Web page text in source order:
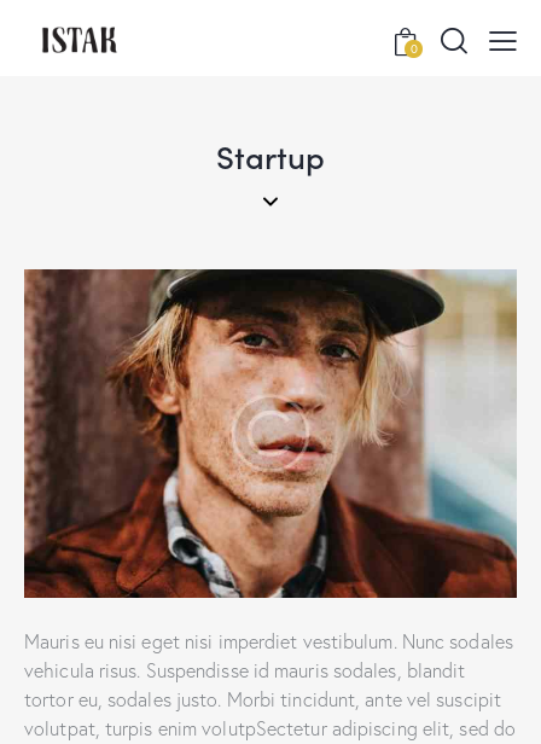
0
Startup
Mauris eu nisi eget nisi imperdiet vestibulum. Nunc sodales
vehicula risus. Suspendisse id mauris sodales, blandit
tortor eu, sodales justo. Morbi tincidunt, ante vel suscipit
volutpat, turpis enim volutpSectetur adipiscing elit, sed do